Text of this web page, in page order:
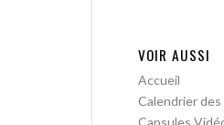
VOIR AUSSI
Accueil
Calendrier
Capsules